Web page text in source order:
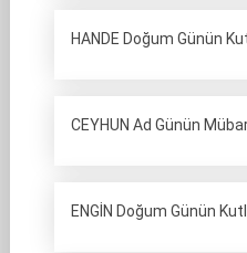
HANDE Doğum Günün
CEYHUN Ad Günün
ENGİN Doğum Günün